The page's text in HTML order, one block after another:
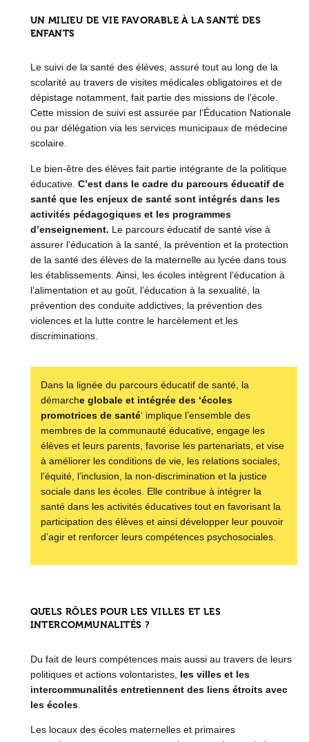
UN MILIEU DE VIE FAVORABLE À LA SANTÉ DES
ENFANTS
Le suivi de la santé des élèves, assuré tout au long de la
scolarité au travers de visites médicales obligatoires et de
dépistage notamment, fait partie des missions de l’école.
Cette mission de suivi est assurée par l’Éducation Nationale
ou par délégation via les services municipaux de médecine
scolaire.
Le bien-être des élèves fait partie intégrante de la politique
éducative. C’est dans le cadre du parcours éducatif de
santé que les enjeux de santé sont intégrés dans les
activités pédagogiques et les programmes
d’enseignement. Le parcours éducatif de santé vise à
assurer l’éducation à la santé, la prévention et la protection
de la santé des élèves de la maternelle au lycée dans tous
les établissements. Ainsi, les écoles intègrent l’éducation à
l’alimentation et au goût, l’éducation à la sexualité, la
prévention des conduite addictives, la prévention des
violences et la lutte contre le harcèlement et les
discriminations.
Dans la lignée du parcours éducatif de santé, la
démarche globale et intégrée des ‘écoles
promotrices de santé‘ implique l’ensemble des
membres de la communauté éducative, engage les
élèves et leurs parents, favorise les partenariats, et vise
à améliorer les conditions de vie, les relations sociales,
l’équité, l’inclusion, la non-discrimination et la justice
sociale dans les écoles. Elle contribue à intégrer la
santé dans les activités éducatives tout en favorisant la
participation des élèves et ainsi développer leur pouvoir
d’agir et renforcer leurs compétences psychosociales.
QUELS RÔLES POUR LES VILLES ET LES
INTERCOMMUNALITÉS ?
Du fait de leurs compétences mais aussi au travers de leurs
politiques et actions volontaristes, les villes et les
intercommunalités entretiennent des liens étroits avec
les écoles.
Les locaux des écoles maternelles et primaires